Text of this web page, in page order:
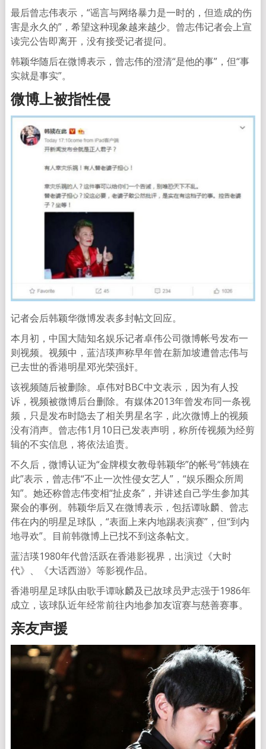
最后曾志伟表示，“谣言与网络暴力是一时的，但造成的伤
害是永久的”，希望这种现象越来越少。曾志伟记者会上宣
读完公告即离开，没有接受记者提问。
韩颖华随后在微博表示，曾志伟的澄清“是他的事”，但“事
实就是事实”。
微博上被指性侵
记者会后韩颖华微博发表多封帖文回应。
本月初，中国大陆知名娱乐记者卓伟公司微博帐号发布一
则视频。视频中，蓝洁瑛声称早年曾在新加坡遭曾志伟与
已去世的香港明星邓光荣强奸。
该视频随后被删除。卓伟对BBC中文表示，因为有人投
诉，视频被微博后台删除。有媒体2013年曾发布同一条视
频，只是发布时隐去了相关男星名字，此次微博上的视频
没有消声。曾志伟1月10日已发表声明，称所传视频为经剪
辑的不实信息，将依法追责。
不久后，微博认证为“金牌模女教母韩颖华”的帐号“韩姨在
此”表示，曾志伟“不止一次性侵女艺人”，“娱乐圈众所周
知”。她还称曾志伟变相“扯皮条”，并讲述自己学生参加其
聚会的事例。韩颖华后又在微博表示，包括谭咏麟、曾志
伟在内的明星足球队，“表面上来内地踢表演赛”，但“到内
地寻欢”。目前韩微博上已找不到这条帖文。
蓝洁瑛1980年代曾活跃在香港影视界，出演过《大时
代》、《大话西游》等影视作品。
香港明星足球队由歌手谭咏麟及已故球员尹志强于1986年
成立，该球队近年经常前往内地参加友谊赛与慈善赛事。
亲友声援